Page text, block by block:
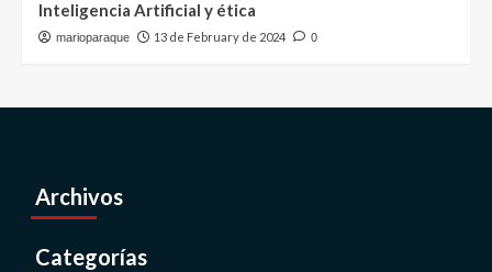
Inteligencia Artificial y ética
marioparaque 13 de February de 2024 0
Archivos
Categorías